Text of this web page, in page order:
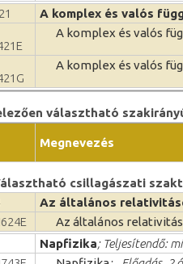
A komplex és valós
A komplex és valós
A komplex és valós
választható
Megnevezés
csillagászati
Az általános
Az általános
Napfizika; Teljesítendő: